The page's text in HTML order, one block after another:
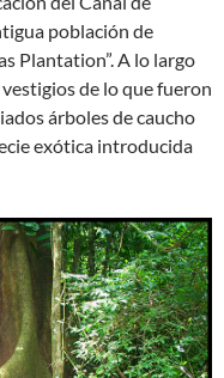
población de
Plantation”. A lo largo
de lo que fueron
árboles de caucho
exótica introducida